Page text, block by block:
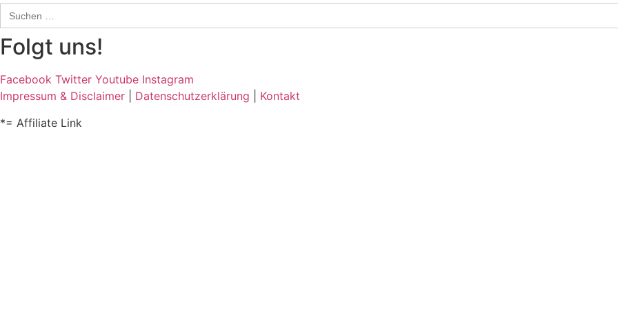
Search
for:
Folgt uns!
Facebook Twitter Youtube Instagram
Impressum & Disclaimer
Datenschutzerklärung
Kontakt
*= Affiliate Link